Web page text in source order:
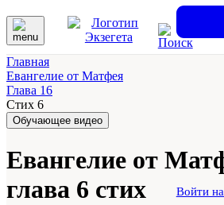
Войти
Главная
Евангелие от Матфея
Глава 16
Стих 6
Обучающее видео
Евангелие от
глава 6 стих